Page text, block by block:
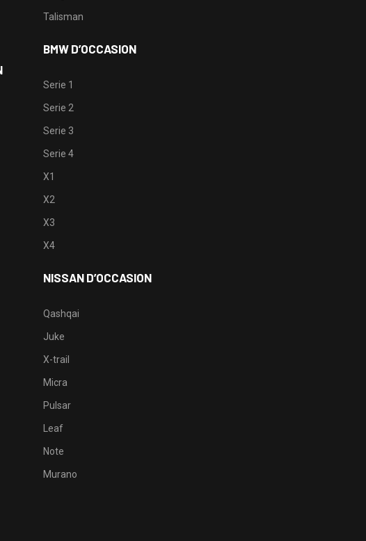
Talisman
BMW D’OCCASION
Serie 1
Serie 2
Serie 3
Serie 4
X1
X2
X3
X4
NISSAN D’OCCASION
Qashqai
Juke
X-trail
Micra
Pulsar
Leaf
Note
Murano